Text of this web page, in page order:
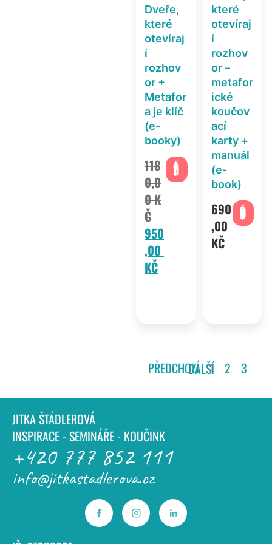
Dveře,
které
otevíraj
í
rozhov
or +
Metafor
a je klíč
(e-
booky)
118
0,0
0K
Č
950
,00
KČ
PŘIDAT
které
otevíraj
í
rozhov
or –
metafor
ické
koučov
ací
karty +
manuál
(e-
book)
690
,00
KČ
PŘIDAT
PŘEDCHOZÍ 1 2 3
DALŠÍ
JITKA ŠTÁDLEROVÁ
INSPIRACE - SEMINÁŘE - KOUČINK
+420 777 852 111
info@jitkastadlerova.cz